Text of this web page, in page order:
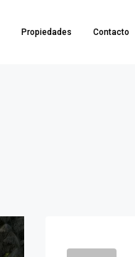
Propiedades Contacto